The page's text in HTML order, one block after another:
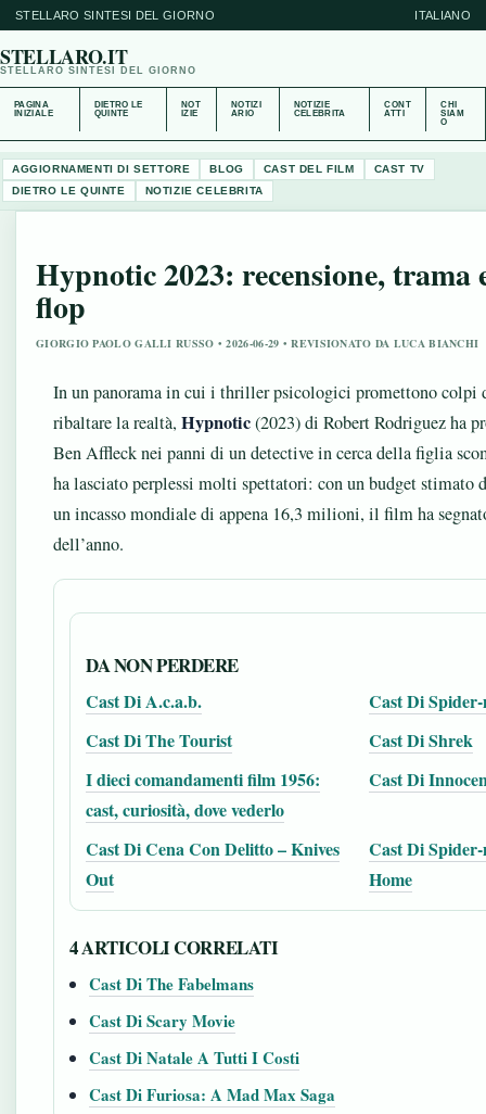
STELLARO SINTESI DEL GIORNO ITALIANO
STELLARO.IT
STELLARO SINTESI DEL GIORNO
PAGINA
INIZIALE
DIETRO LE
QUINTE
NOT
IZIE
NOTIZI
ARIO
NOTIZIE
CELEBRITA
CONT
ATTI
CHI
SIAM
O
AGGIORNAMENTI DI SETTORE BLOG CAST DEL FILM
CAST TV
DIETRO LE QUINTE
NOTIZIE CELEBRITA
Hypnotic 2023: recensione, trama
flop
GIORGIO PAOLO GALLI RUSSO • 2026-06-29 • REVISIONATO DA LUCA BIANCHI
In un panorama in cui i thriller psicologici promettono colpi
ribaltare la realtà, Hypnotic(2023) di Robert Rodriguez ha
Ben Affleck nei panni di un detective in cerca della figlia
ha lasciato perplessi molti spettatori: con un budget
un incasso mondiale di appena 16,3 milioni, il film ha
dell’anno.
DA NON PERDERE
Cast Di A.c.a.b.
Cast Di
Cast Di The Tourist
Cast Di Shrek
I dieci comandamenti film 1956:
cast, curiosità, dove vederlo
Cast Di
Cast Di Cena Con Delitto – Knives
Out
Cast Di
Home
4 ARTICOLI CORRELATI
Cast Di The Fabelmans
Cast Di Scary Movie
Cast Di Natale A Tutti I Costi
Cast Di Furiosa: A Mad Max Saga